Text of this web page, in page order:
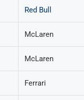
Red Bull
McLaren
McLaren
Ferrari